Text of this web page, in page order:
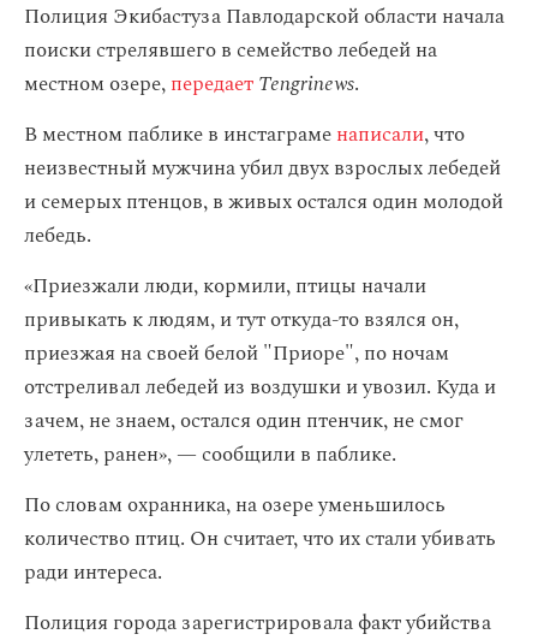
Полиция Экибастуза Павлодарской области начала
поиски стрелявшего в семейство лебедей на
местном озере,передаетTengrinews.
В местном паблике в инстаграменаписали, что
неизвестный мужчина убил двух взрослых лебедей
и семерых птенцов, в живых остался один молодой
лебедь.
«Приезжали люди, кормили, птицы начали
привыкать к людям, и тут откуда-то взялся он,
приезжая на своей белой "Приоре", по ночам
отстреливал лебедей из воздушки и увозил. Куда и
зачем, не знаем, остался один птенчик, не смог
улететь, ранен», — сообщили в паблике.
По словам охранника, на озере уменьшилось
количество птиц. Он считает, что их стали убивать
ради интереса.
Полиция города зарегистрировала факт убийства